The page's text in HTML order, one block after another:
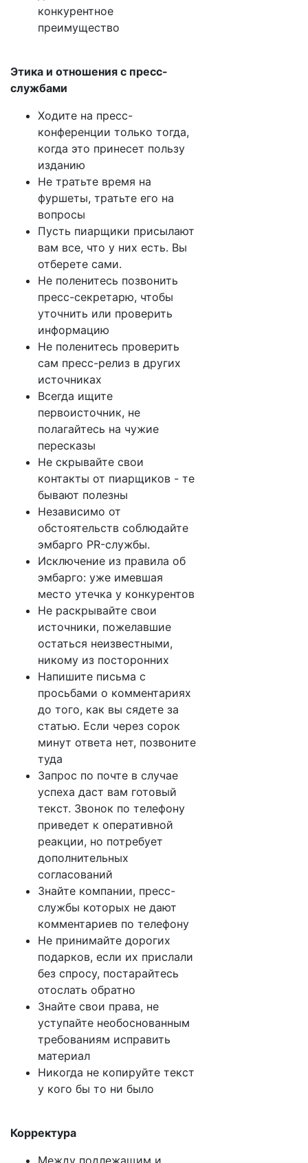
конкурентное
преимущество
Этика и отношения с пресс-
службами
Ходите на пресс-
конференции только тогда,
когда это принесет пользу
изданию
Не тратьте время на
фуршеты, тратьте его на
вопросы
Пусть пиарщики присылают
вам все, что у них есть. Вы
отберете сами.
Не поленитесь позвонить
пресс-секретарю, чтобы
уточнить или проверить
информацию
Не поленитесь проверить
сам пресс-релиз в других
источниках
Всегда ищите
первоисточник, не
полагайтесь на чужие
пересказы
Не скрывайте свои
контакты от пиарщиков - те
бывают полезны
Независимо от
обстоятельств соблюдайте
эмбарго PR-службы.
Исключение из правила об
эмбарго: уже имевшая
место утечка у конкурентов
Не раскрывайте свои
источники, пожелавшие
остаться неизвестными,
никому из посторонних
Напишите письма с
просьбами о комментариях
до того, как вы сядете за
статью. Если через сорок
минут ответа нет, позвоните
туда
Запрос по почте в случае
успеха даст вам готовый
текст. Звонок по телефону
приведет к оперативной
реакции, но потребует
дополнительных
согласований
Знайте компании, пресс-
службы которых не дают
комментариев по телефону
Не принимайте дорогих
подарков, если их прислали
без спросу, постарайтесь
отослать обратно
Знайте свои права, не
уступайте необоснованным
требованиям исправить
материал
Никогда не копируйте текст
у кого бы то ни было
Корректура
Между подлежащим и